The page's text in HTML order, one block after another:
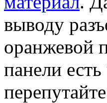
выводу
оранжевой
панели